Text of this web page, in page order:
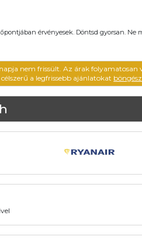
érvényesek. Döntsd gyorsan. Ne
nem frissült. Az árak folyamatosan
a legfrissebb ajánlatokat